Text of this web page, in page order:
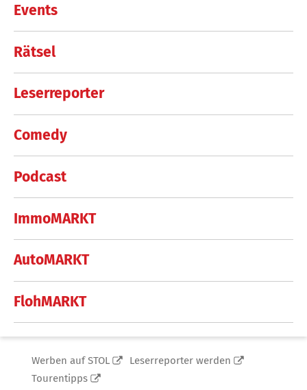
Events
Rätsel
Leserreporter
Comedy
Podcast
ImmoMARKT
AutoMARKT
FlohMARKT
Werben auf STOL
Leserreporter werden
Tourentipps